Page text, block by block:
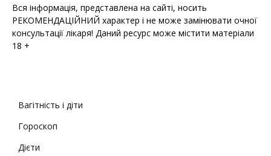
Вся інформація, представлена на сайті, носить
РЕКОМЕНДАЦІЙНИЙ характер і не може замінювати очної
консультації лікаря! Даний ресурс може містити матеріали
18 +
Вагітність і діти
Гороскоп
Дієти